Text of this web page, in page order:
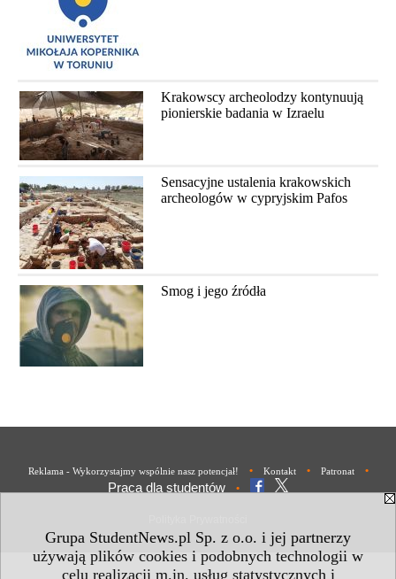
Grupa StudentNews.pl Sp. z o.o. i jej partnerzy
używają plików cookies i podobnych technologii w
celu realizacji m.in. usług statystycznych i
Krakowscy archeolodzy kontynuują
pionierskie badania w Izraelu
Sensacyjne ustalenia krakowskich
archeologów w cypryjskim Pafos
Smog i jego źródła
Reklama - Wykorzystajmy wspólnie nasz potencjał! • Kontakt • Patronat •
Praca dla studentów •